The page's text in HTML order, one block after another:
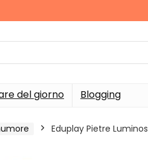
del giorno Blogging
Eduplay Pietre